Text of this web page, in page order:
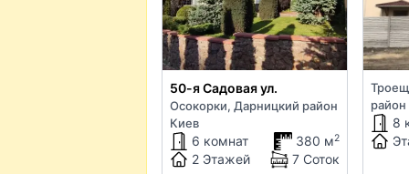
50-я Садовая ул.
Осокорки, Дарницкий район
Киев
6 комнат 380 м2
2 Этажей
7 Соток
8